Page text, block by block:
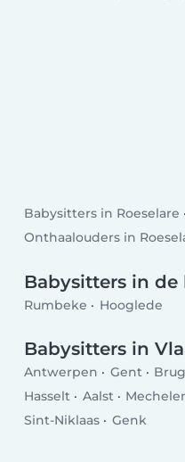
Babysitters in Roeselare
Onthaalouders in
Babysitters in
Rumbeke Hooglede
Babysitters in
Antwerpen Gent
Hasselt
Aalst
Sint-Niklaas
Genk